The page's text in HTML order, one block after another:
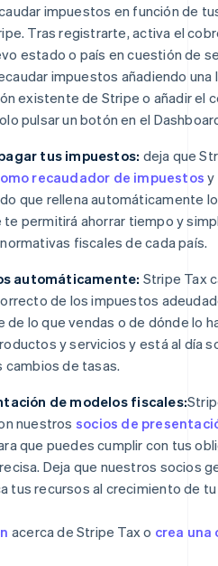
impuestos en función de
Tras registrarte, activa el
estado o país en cuestión de
impuestos añadiendo una
existente de Stripe o añadir el
pulsar un botón en el
tus impuestos: deja que
recaudador de impuestos y
que rellena automáticamente
te permitirá ahorrar tiempo y
fiscales de cada país.
automáticamente: Stripe Tax
de los impuestos
lo que vendas o de dónde lo
y servicios y está al día
cambios de tasas.
de modelos fiscales:
nuestros socios de
que puedes cumplir con tus
Deja que nuestros socios
tus recursos al crecimiento de
acerca de Stripe Tax o crea una